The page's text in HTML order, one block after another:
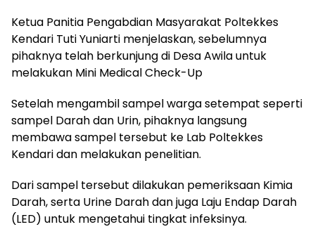
Ketua Panitia Pengabdian Masyarakat Poltekkes
Kendari Tuti Yuniarti menjelaskan, sebelumnya
pihaknya telah berkunjung di Desa Awila untuk
melakukan Mini Medical Check-Up
Setelah mengambil sampel warga setempat seperti
sampel Darah dan Urin, pihaknya langsung
membawa sampel tersebut ke Lab Poltekkes
Kendari dan melakukan penelitian.
Dari sampel tersebut dilakukan pemeriksaan Kimia
Darah, serta Urine Darah dan juga Laju Endap Darah
(LED) untuk mengetahui tingkat infeksinya.